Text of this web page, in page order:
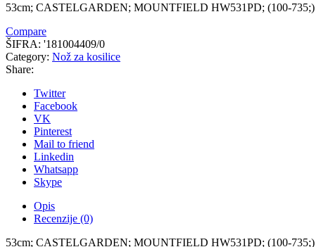
53cm; CASTELGARDEN; MOUNTFIELD HW531PD; (100-735;)
Compare
ŠIFRA: '181004409/0
Category: Nož za kosilice
Share:
Twitter
Facebook
VK
Pinterest
Mail to friend
Linkedin
Whatsapp
Skype
Opis
Recenzije (0)
53cm; CASTELGARDEN; MOUNTFIELD HW531PD; (100-735;)